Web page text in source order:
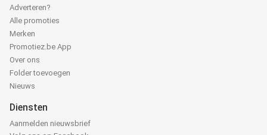
Adverteren?
Alle promoties
Merken
Promotiez.be App
Over ons
Folder toevoegen
Nieuws
Diensten
Aanmelden nieuwsbrief